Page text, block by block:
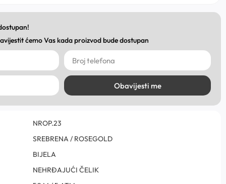
ćemo Vas kada proizvod bude dostupan
Obavijesti me
NROP.23
SREBRENA / ROSEGOLD
BIJELA
NEHRĐAJUĆI ČELIK